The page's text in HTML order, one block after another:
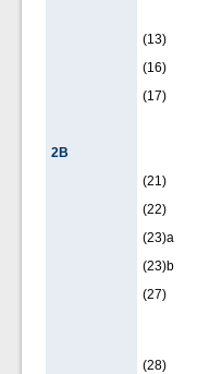
(13)
(16)
(17)
2B
(21)
(22)
(23)a
(23)b
(27)
(28)